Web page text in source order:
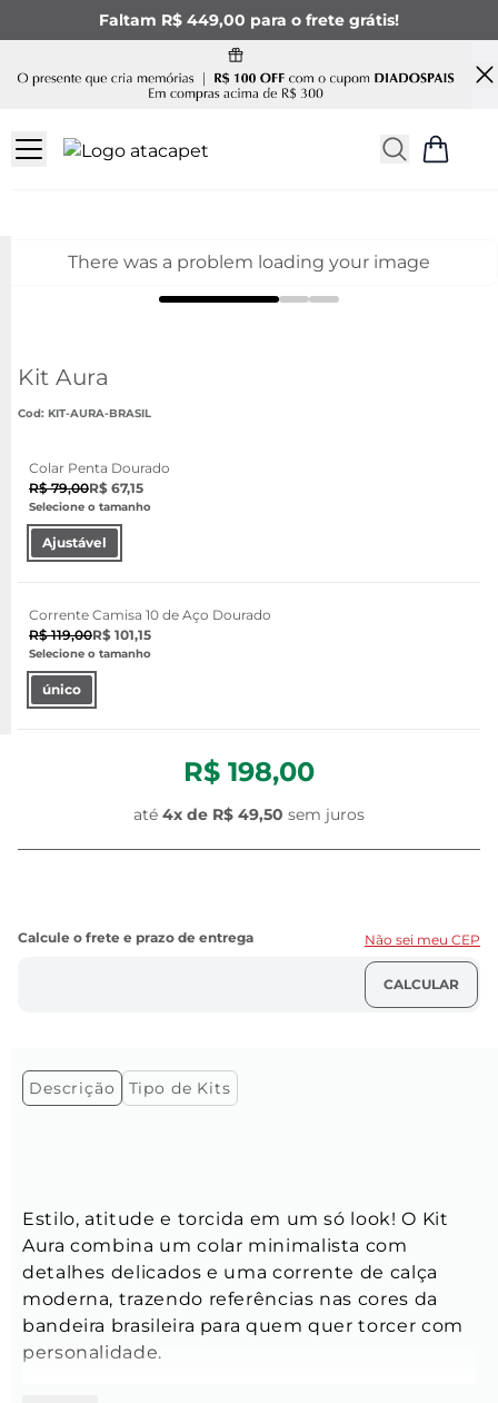
Faltam R$ 449,00 para o frete grátis!
There was a problem loading your image
Kit Aura
: KIT-AURA-BRASIL
Colar Penta Dourado
R$ 79,00R$ 67,15
Selecione o tamanho
Ajustável
Corrente Camisa 10 de Aço Dourado
R$ 119,00R$ 101,15
Selecione o tamanho
único
R$ 198,00
até 4x de R$ 49,50 sem juros
Não sei meu CEP
Descrição Tipo de Kits
Estilo, atitude e torcida em um só look! O Kit
Aura combina um colar minimalista com
detalhes delicados e uma corrente de calça
moderna, trazendo referências nas cores da
bandeira brasileira para quem quer torcer com
personalidade.